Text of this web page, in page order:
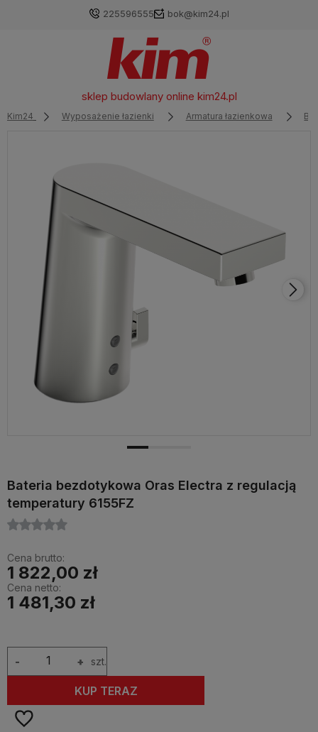
225596555 bok@kim24.pl
sklep budowlany online kim24.pl
Kim24 Wyposażenie łazienki Armatura łazienkowa
Bateria bezdotykowa Oras Electra z regulacją
temperatury 6155FZ
Cena brutto:
1 822,00 zł
Cena netto:
1 481,30 zł
+
- szt.
KUP TERAZ